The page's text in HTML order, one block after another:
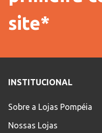
site*
INSTITUCIONAL
Sobre a Lojas Pompéia
Nossas Lojas